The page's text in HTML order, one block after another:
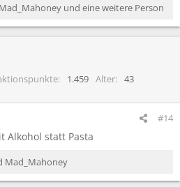
Mad_Mahoney und eine weitere Person
1.459 Alter
43
#14
Alkohol statt Pasta
Mad_Mahoney